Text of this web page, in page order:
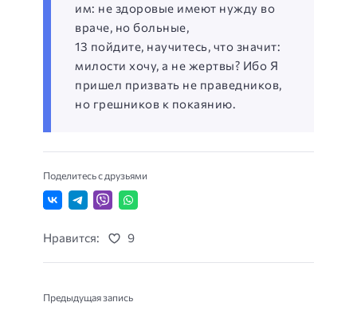
им: не здоровые имеют нужду во
враче, но больные,
13 пойдите, научитесь, что значит:
милости хочу, а не жертвы? Ибо Я
пришел призвать не праведников,
но грешников к покаянию.
Поделитесь с друзьями
Нравится: 9
Предыдущая запись